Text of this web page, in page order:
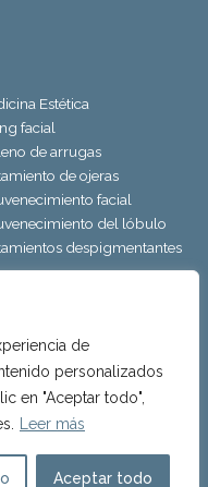
de
personalizados
en "Aceptar todo",
Leer más
Aceptar todo
Estética
facial
de arrugas
de ojeras
facial
del lóbulo
despigmentantes
EN LAS
I